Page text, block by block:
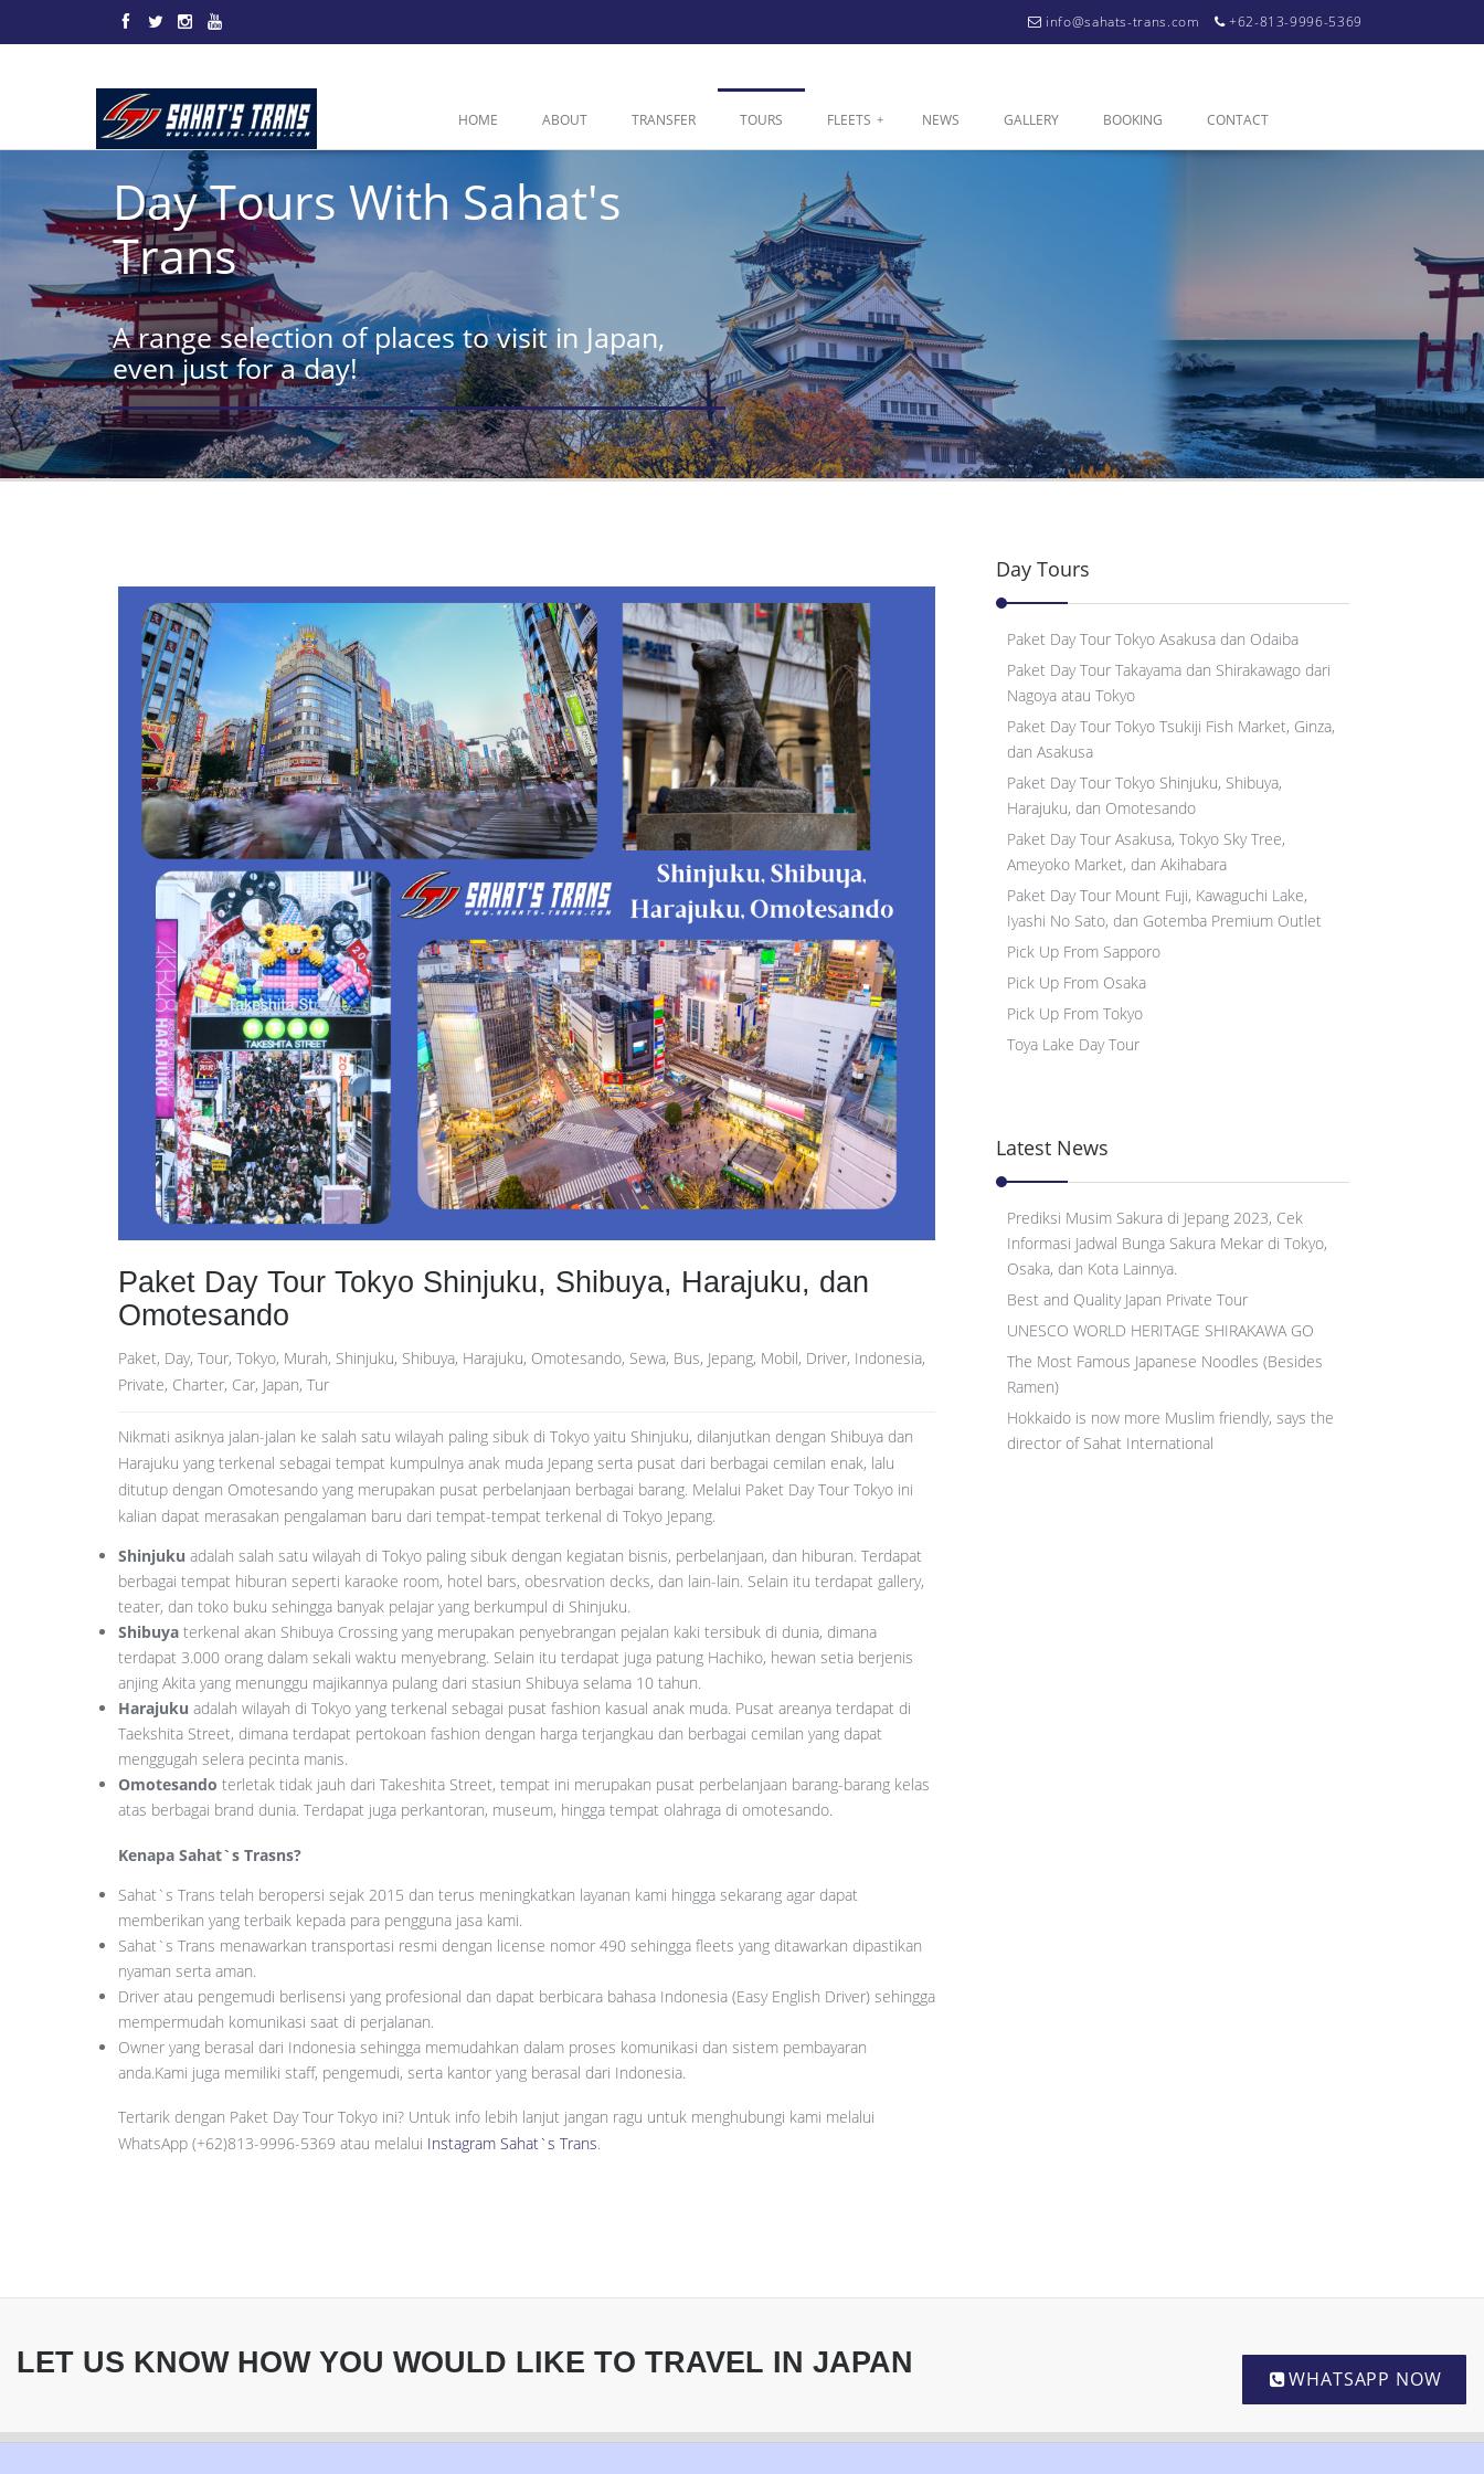
info@sahats-trans.com +62-813-9996-5369
HOME ABOUT TRANSFER TOURS FLEETS + NEWS GALLERY BOOKING CONTACT
Day Tours With Sahat's
Trans
A range selection of places to visit in Japan,
even just for a day!
Paket Day Tour Tokyo Shinjuku, Shibuya, Harajuku, dan
Omotesando
Paket, Day, Tour, Tokyo, Murah, Shinjuku, Shibuya, Harajuku, Omotesando, Sewa, Bus, Jepang, Mobil, Driver, Indonesia,
Private, Charter, Car, Japan, Tur
Nikmati asiknya jalan-jalan ke salah satu wilayah paling sibuk di Tokyo yaitu Shinjuku, dilanjutkan dengan Shibuya dan
Harajuku yang terkenal sebagai tempat kumpulnya anak muda Jepang serta pusat dari berbagai cemilan enak, lalu
ditutup dengan Omotesando yang merupakan pusat perbelanjaan berbagai barang. Melalui Paket Day Tour Tokyo ini
kalian dapat merasakan pengalaman baru dari tempat-tempat terkenal di Tokyo Jepang.
Shinjuku adalah salah satu wilayah di Tokyo paling sibuk dengan kegiatan bisnis, perbelanjaan, dan hiburan. Terdapat
berbagai tempat hiburan seperti karaoke room, hotel bars, obesrvation decks, dan lain-lain. Selain itu terdapat gallery,
teater, dan toko buku sehingga banyak pelajar yang berkumpul di Shinjuku.
Shibuya terkenal akan Shibuya Crossing yang merupakan penyebrangan pejalan kaki tersibuk di dunia, dimana
terdapat 3.000 orang dalam sekali waktu menyebrang. Selain itu terdapat juga patung Hachiko, hewan setia berjenis
anjing Akita yang menunggu majikannya pulang dari stasiun Shibuya selama 10 tahun.
Harajuku adalah wilayah di Tokyo yang terkenal sebagai pusat fashion kasual anak muda. Pusat areanya terdapat di
Taekshita Street, dimana terdapat pertokoan fashion dengan harga terjangkau dan berbagai cemilan yang dapat
menggugah selera pecinta manis.
Omotesando terletak tidak jauh dari Takeshita Street, tempat ini merupakan pusat perbelanjaan barang-barang kelas
atas berbagai brand dunia. Terdapat juga perkantoran, museum, hingga tempat olahraga di omotesando.
Kenapa Sahat`s Trasns?
Sahat`s Trans telah beropersi sejak 2015 dan terus meningkatkan layanan kami hingga sekarang agar dapat
memberikan yang terbaik kepada para pengguna jasa kami.
Sahat`s Trans menawarkan transportasi resmi dengan license nomor 490 sehingga fleets yang ditawarkan dipastikan
nyaman serta aman.
Driver atau pengemudi berlisensi yang profesional dan dapat berbicara bahasa Indonesia (Easy English Driver) sehingga
mempermudah komunikasi saat di perjalanan.
Owner yang berasal dari Indonesia sehingga memudahkan dalam proses komunikasi dan sistem pembayaran
anda.Kami juga memiliki staff, pengemudi, serta kantor yang berasal dari Indonesia.
Tertarik dengan Paket Day Tour Tokyo ini? Untuk info lebih lanjut jangan ragu untuk menghubungi kami melalui
WhatsApp (+62)813-9996-5369 atau melalui Instagram Sahat`s Trans.
Day Tours
Paket Day Tour Tokyo Asakusa dan Odaiba
Paket Day Tour Takayama dan Shirakawago dari
Nagoya atau Tokyo
Paket Day Tour Tokyo Tsukiji Fish Market, Ginza,
dan Asakusa
Paket Day Tour Tokyo Shinjuku, Shibuya,
Harajuku, dan Omotesando
Paket Day Tour Asakusa, Tokyo Sky Tree,
Ameyoko Market, dan Akihabara
Paket Day Tour Mount Fuji, Kawaguchi Lake,
Iyashi No Sato, dan Gotemba Premium Outlet
Pick Up From Sapporo
Pick Up From Osaka
Pick Up From Tokyo
Toya Lake Day Tour
Latest News
Prediksi Musim Sakura di Jepang 2023, Cek
Informasi Jadwal Bunga Sakura Mekar di Tokyo,
Osaka, dan Kota Lainnya.
Best and Quality Japan Private Tour
UNESCO WORLD HERITAGE SHIRAKAWA GO
The Most Famous Japanese Noodles (Besides
Ramen)
Hokkaido is now more Muslim friendly, says the
director of Sahat International
LET US KNOW HOW YOU WOULD LIKE TO TRAVEL IN JAPAN
WHATSAPP NOW